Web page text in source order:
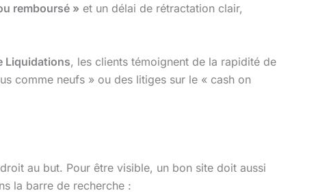
remboursé » et un délai de rétractation clair,
Liquidations, les clients témoignent de la rapidité de
comme neufs » ou des litiges sur le « cash on
au but. Pour être visible, un bon site doit aussi
la barre de recherche :